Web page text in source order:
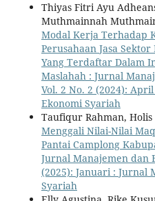
Thiyas Fitri Ayu
Muthmainnah
Modal Kerja Terhadap
Perusahaan Jasa
Yang Terdaftar Dalam
Maslahah : Jurnal
Vol. 2 No. 2 (2024):
Ekonomi Syariah
Taufiqur Rahman,
Menggali Nilai-Nilai
Pantai Camplong
Jurnal Manajemen dan
(2025): Januari : Jurnal
Syariah